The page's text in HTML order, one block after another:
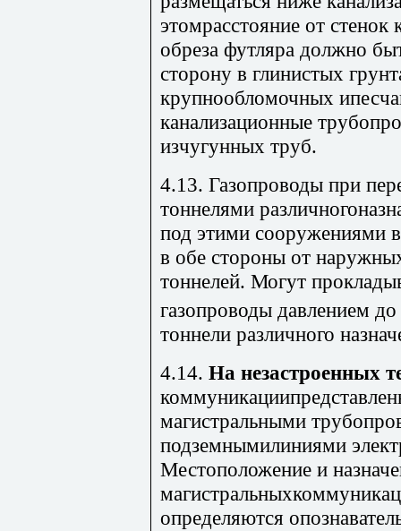
этомрасстояние от
обреза футляра должно
сторону в глинистых
крупнообломочных
канализационные
изчугунных труб.
4.13. Газопроводы при
тоннелями
под этими сооружениями
в обе стороны от
тоннелей. Могут
газопроводы давлением
тоннели различного
4.14. На незастроенных
магистральными
подземнымилиниями
Местоположение и
определяются